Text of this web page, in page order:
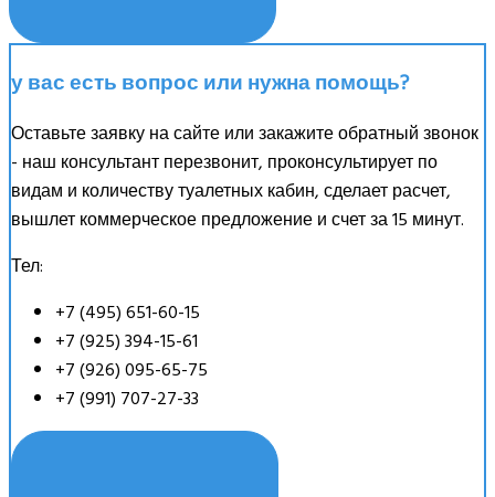
у вас есть вопрос или нужна помощь?
Оставьте заявку на сайте или закажите обратный звонок
- наш консультант перезвонит, проконсультирует по
видам и количеству туалетных кабин, сделает расчет,
вышлет коммерческое предложение и счет за 15 минут.
Тел:
+7 (495) 651-60-15
+7 (925) 394-15-61
+7 (926) 095-65-75
+7 (991) 707-27-33